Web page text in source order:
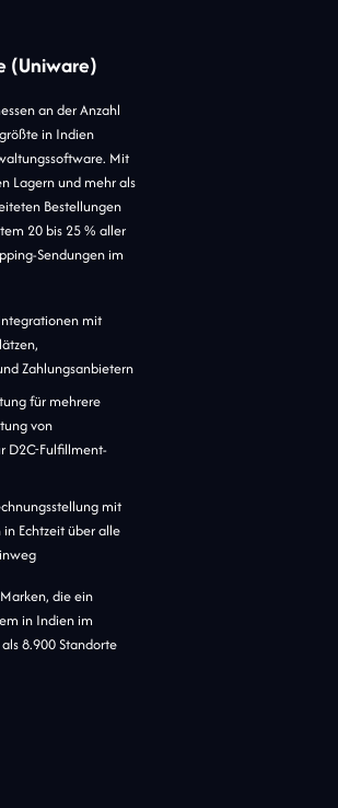
(Uniware)
an der Anzahl
in Indien
Mit
Lagern und mehr als
Bestellungen
20 bis 25 % aller
Sendungen im
mit
Zahlungsanbietern
für mehrere
von
D2C-Fulfillment-
mit
Echtzeit über alle
die ein
in Indien im
8.900 Standorte